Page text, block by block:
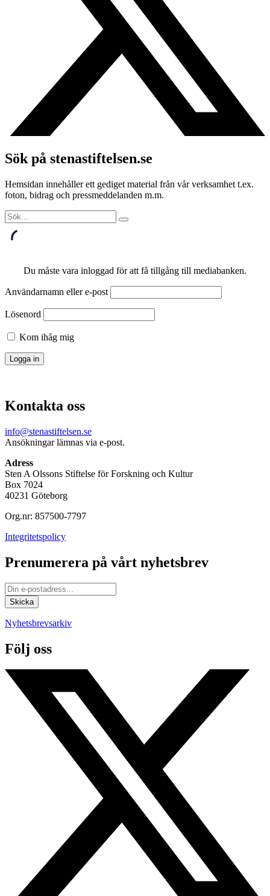
Sök på stenastiftelsen.se
Hemsidan innehåller ett gediget material från vår verksamhet t.ex.
foton, bidrag och pressmeddelanden m.m.
Du måste vara inloggad för att få tillgång till mediabanken.
Användarnamn eller e-post
Lösenord
Kom ihåg mig
Kontakta oss
info@stenastiftelsen.se
Ansökningar lämnas via e-post.
Adress
Sten A Olssons Stiftelse för Forskning och Kultur
Box 7024
40231 Göteborg
Org.nr: 857500-7797
Integritetspolicy
Prenumerera på vårt nyhetsbrev
Nyhetsbrevsarkiv
Följ oss